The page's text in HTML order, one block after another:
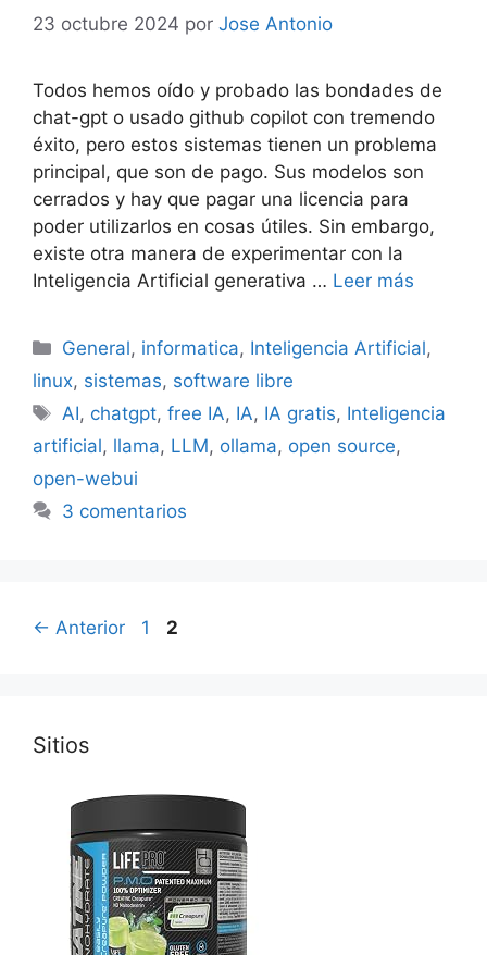
23 octubre 2024 por Jose Antonio
Todos hemos oído y probado las bondades de
chat-gpt o usado github copilot con tremendo
éxito, pero estos sistemas tienen un problema
principal, que son de pago. Sus modelos son
cerrados y hay que pagar una licencia para
poder utilizarlos en cosas útiles. Sin embargo,
existe otra manera de experimentar con la
Inteligencia Artificial generativa … Leer más
Categorías
General, informatica, Inteligencia Artificial,
linux, sistemas, software libre
Etiquetas
AI, chatgpt,free IA, IA, IA gratis, Inteligencia
artificial, llama, LLM, ollama, open source,
open-webui
3 comentarios
← Anterior Página
1 Página
2
Sitios